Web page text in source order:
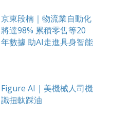
京東段楠｜物流業自動化
將達98% 累積零售等20
年數據 助AI走進具身智能
Figure AI｜美機械人司機
識扭軚踩油